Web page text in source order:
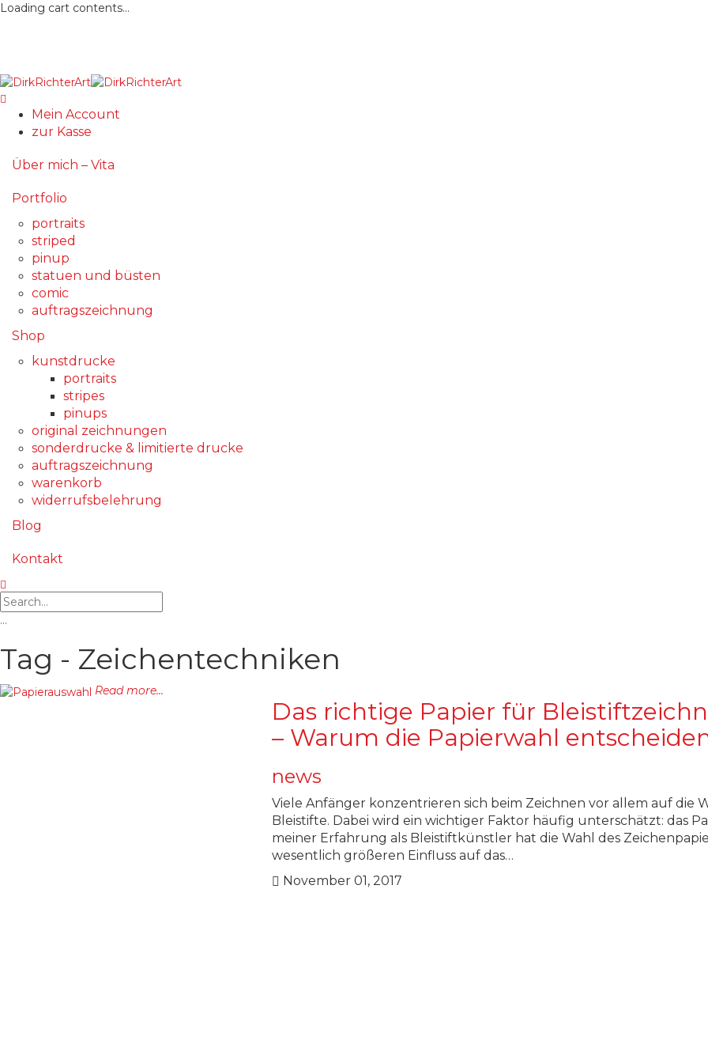
Loading cart contents...
Mein Account
zur Kasse
Über mich – Vita
Portfolio
portraits
striped
pinup
statuen und büsten
comic
auftragszeichnung
Shop
kunstdrucke
portraits
stripes
pinups
original zeichnungen
sonderdrucke & limitierte drucke
auftragszeichnung
warenkorb
widerrufsbelehrung
Blog
Kontakt
…
Tag - Zeichentechniken
Read more...
Das richtige Papier für
– Warum die Papierwahl
news
Viele Anfänger konzentrieren sich beim Zeichnen vor allem auf die
Bleistifte. Dabei wird ein wichtiger Faktor häufig unterschätzt: das
meiner Erfahrung als Bleistiftkünstler hat die Wahl des
wesentlich größeren Einfluss auf das…
November 01, 2017